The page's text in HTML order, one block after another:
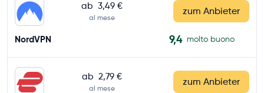
ab 3,49 €
al mese
zum Anbieter
NordVPN 9,4 molto buono
ab 2,79 €
al mese
zum Anbieter